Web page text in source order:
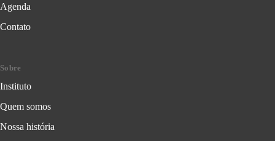
Agenda
Contato
Sobre
Instituto
Quem somos
Nossa história